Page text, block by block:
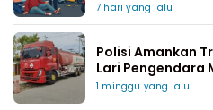
7 hari yang lalu
Polisi Amankan
Lari Pengendara
1 minggu yang lalu